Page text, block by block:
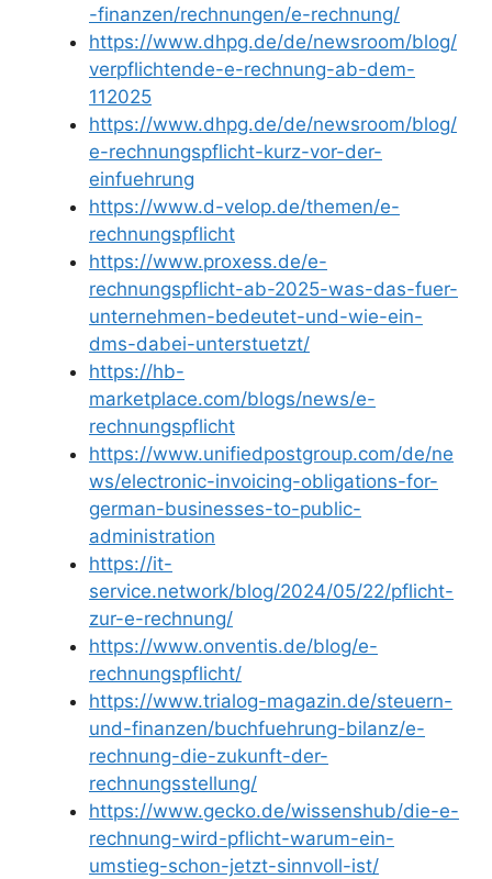
-finanzen/rechnungen/e-rechnung/
https://www.dhpg.de/de/newsroom/blog/
verpflichtende-e-rechnung-ab-dem-
112025
https://www.dhpg.de/de/newsroom/blog/
e-rechnungspflicht-kurz-vor-der-
einfuehrung
https://www.d-velop.de/themen/e-
rechnungspflicht
https://www.proxess.de/e-
rechnungspflicht-ab-2025-was-das-fuer-
unternehmen-bedeutet-und-wie-ein-
dms-dabei-unterstuetzt/
https://hb-
marketplace.com/blogs/news/e-
rechnungspflicht
https://www.unifiedpostgroup.com/de/ne
ws/electronic-invoicing-obligations-for-
german-businesses-to-public-
administration
https://it-
service.network/blog/2024/05/22/pflicht-
zur-e-rechnung/
https://www.onventis.de/blog/e-
rechnungspflicht/
https://www.trialog-magazin.de/steuern-
und-finanzen/buchfuehrung-bilanz/e-
rechnung-die-zukunft-der-
rechnungsstellung/
https://www.gecko.de/wissenshub/die-e-
rechnung-wird-pflicht-warum-ein-
umstieg-schon-jetzt-sinnvoll-ist/